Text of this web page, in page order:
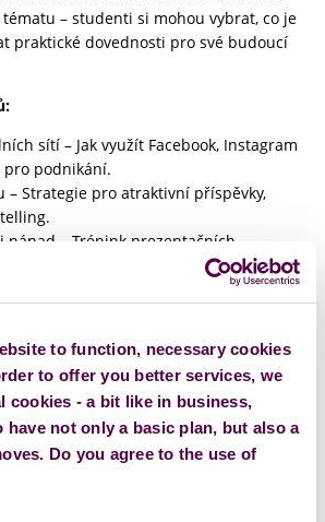
to function, necessary cookies
to offer you better services, we
cookies - a bit like in business,
not only a basic plan, but also a
Do you agree to the use of
– studenti si mohou vybrat, co je
praktické dovednosti pro své budoucí
sítí – Jak využít Facebook, Instagram
pro podnikání.
– Strategie pro atraktivní příspěvky,
nápad – Trénink prezentačních
plánování – Jak si spočítat rozpočet a
značka na internetu, mediální
inovace v marketingu,
myšlenkové mapy pro inovace a
navržené tak, aby doplňovaly výuku a
užitečných znalostí do praxe.